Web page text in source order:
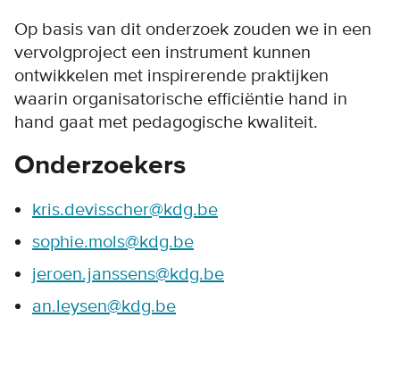
Op basis van dit onderzoek zouden we in een
vervolgproject een instrument kunnen
ontwikkelen met inspirerende praktijken
waarin organisatorische efficiëntie hand in
hand gaat met pedagogische kwaliteit.
Onderzoekers
kris.devisscher@kdg.be
sophie.mols@kdg.be
jeroen.janssens@kdg.be
an.leysen@kdg.be